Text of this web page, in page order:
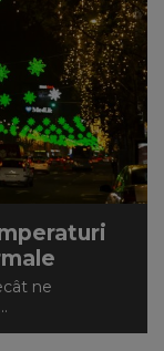
ne